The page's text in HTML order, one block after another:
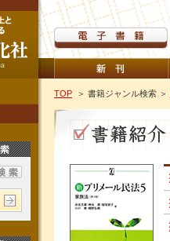
TOP ＞ 書籍ジャンル検索 ＞